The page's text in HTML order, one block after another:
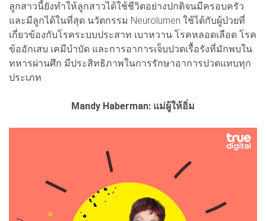
ลูกสาวนี้ยังทำให้ลูกสาวได้ใช้ชีวิตอย่างปกติจนมีครอบครัว
และมีลูกได้ในที่สุด นวัตกรรม Neurolumen ใช้ได้กับผู้ป่วยที่
เกี่ยวข้องกับโรคระบบประสาท เบาหวาน โรคหลอดเลือด โรค
ข้ออักเสบ เคมีบำบัด และการอาการเจ็บปวดเรื้อรังที่มักพบใน
ทหารผ่านศึก มีประสิทธิภาพในการรักษาอาการปวดแทบทุก
ประเภท
Mandy Haberman: แม่ผู้ให้อิ่ม